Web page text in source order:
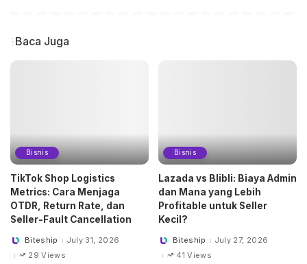
Baca Juga
Bisnis
TikTok Shop Logistics
Metrics: Cara Menjaga
OTDR, Return Rate, dan
Seller-Fault Cancellation
PostedBiteship
July 31, 2026
29 Views
Bisnis
Lazada vs Blibli: Biaya Admin
dan Mana yang Lebih
Profitable untuk Seller
Kecil?
PostedBiteship
July 27, 2026
41 Views